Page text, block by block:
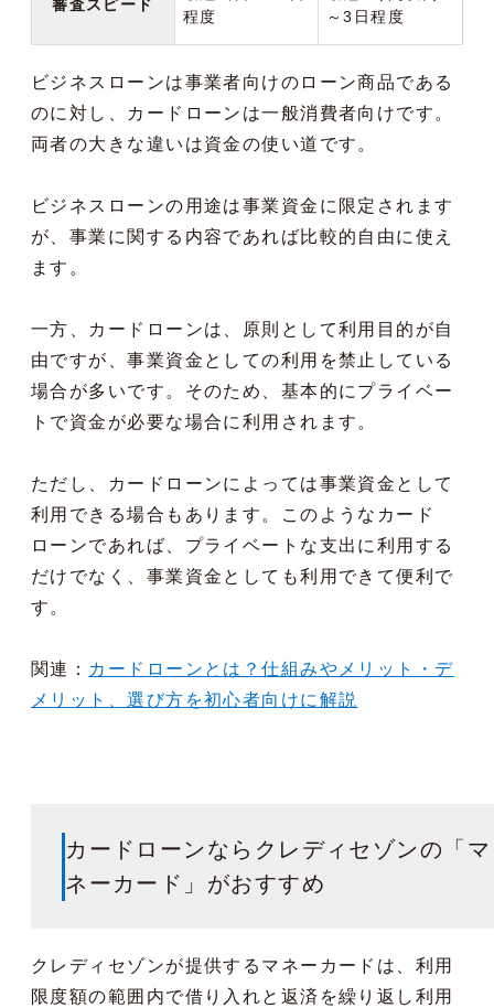
審査スピード
程度
～3日程度
ビジネスローンは事業者向けのローン商品である
のに対し、カードローンは一般消費者向けです。
両者の大きな違いは資金の使い道です。
ビジネスローンの用途は事業資金に限定されます
が、事業に関する内容であれば比較的自由に使え
ます。
一方、カードローンは、原則として利用目的が自
由ですが、事業資金としての利用を禁止している
場合が多いです。そのため、基本的にプライベー
トで資金が必要な場合に利用されます。
ただし、カードローンによっては事業資金として
利用できる場合もあります。このようなカード
ローンであれば、プライベートな支出に利用する
だけでなく、事業資金としても利用できて便利で
す。
関連： カードローンとは？仕組みやメリット・デ
メリット、選び方を初心者向けに解説
カードローンならクレディセゾンの「マ
ネーカード」がおすすめ
クレディセゾンが提供するマネーカードは、利用
限度額の範囲内で借り入れと返済を繰り返し利用